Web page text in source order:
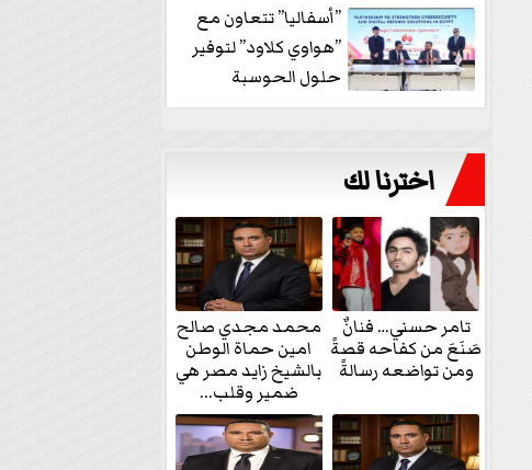
|...
”أسفاليا” تتعاون مع
”هواوي كلاود” لتوفير
حلول الحوسبة
السحابية والأمن
اخترنا لك
تامر حسني… فنانٌ
صَنَعَ من كفاحه قصةً
ومن تواضعه رسالةً
محمد مجدي صالح
امين حماة الوطن
بالشيخ زايد مصر هي
ضمير وقلب...